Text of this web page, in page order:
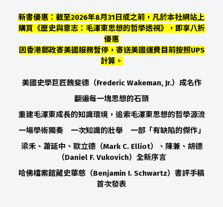
新書優惠：截至2026年8月31日或之前，凡於本社網站上
購買《歷史與意志：毛澤東思想的哲學透視》，即享八折
優惠
因香港郵政寄美國服務暫停，寄送美國運費目前按照UPS
計算。
美國史學巨匠魏斐德（Frederic Wakeman, Jr.） 成名作
翻遍每一塊思想的石頭
重建毛澤東成長的知識環境，追索毛澤東思想的哲學源流
一場學術獨奏 一次知識的壯舉 一部「有缺陷的傑作」
梁禾、蕭延中、歐立德（Mark C. Elliot）
、陳兼、胡德
（Daniel F. Vukovich） 全新序言
哈佛檔案館藏史華慈（Benjamin I. Schwartz）書評手稿
首次發表